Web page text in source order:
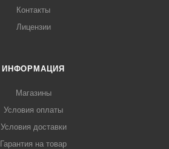
Контакты
Лицензии
ИНФОРМАЦИЯ
Магазины
Условия оплаты
Условия доставки
Гарантия на товар